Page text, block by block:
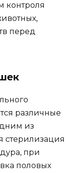
контроля
перед
различные
из
стерилизация
при
половых